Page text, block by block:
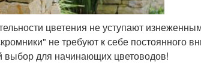
цветения не уступают
не требуют к себе постоянного
выбор для начинающих цветоводов!